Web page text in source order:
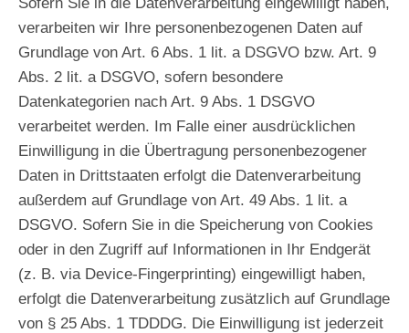
verarbeiten wir Ihre personenbezogenen Daten auf
Grundlage von Art. 6 Abs. 1 lit. a DSGVO bzw. Art. 9
Abs. 2 lit. a DSGVO, sofern besondere
Datenkategorien nach Art. 9 Abs. 1 DSGVO
verarbeitet werden. Im Falle einer ausdrücklichen
Einwilligung in die Übertragung personenbezogener
Daten in Drittstaaten erfolgt die Datenverarbeitung
außerdem auf Grundlage von Art. 49 Abs. 1 lit. a
DSGVO. Sofern Sie in die Speicherung von Cookies
oder in den Zugriff auf Informationen in Ihr Endgerät
(z. B. via Device-Fingerprinting) eingewilligt haben,
erfolgt die Datenverarbeitung zusätzlich auf Grundlage
von § 25 Abs. 1 TDDDG. Die Einwilligung ist jederzeit